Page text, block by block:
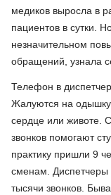
медиков выросла в
пациентов в сутки.
незначительном
обращений, узнала
Телефон в
Жалуются на
сердце или животе.
звонков помогают
практику пришли 9
сменам. Диспетчеры
тысячи звонков.